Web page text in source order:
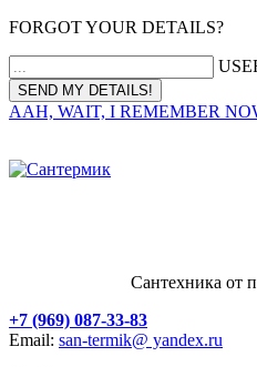
FORGOT YOUR DETAILS?
AAH, WAIT, I REMEMBER
Сантехника от
+7 (969) 087-33-83
Email: san-termik@ yandex.ru